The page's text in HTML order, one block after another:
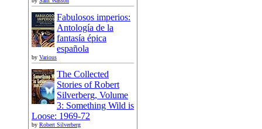
Fabulosos imperios:
Antología de la
fantasía épica
española
by Various
The Collected
Stories of Robert
Silverberg, Volume
3: Something Wild is
Loose: 1969-72
by Robert Silverberg